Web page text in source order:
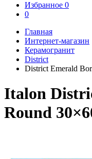
Избранное 0
0
Главная
Интернет-магазин
Керамогранит
District
District Emerald
Italon
Round